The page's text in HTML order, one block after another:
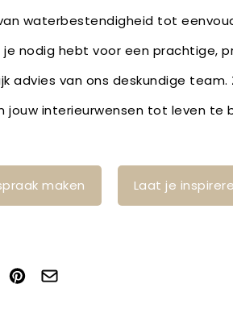
waterbestendigheid tot
nodig hebt voor een prachtige,
advies van ons deskundige team.
jouw interieurwensen tot leven te
maken Laat je